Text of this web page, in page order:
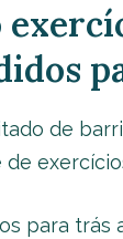
de
para